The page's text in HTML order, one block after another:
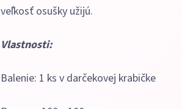
veľkosť osušky užijú.
Vlastnosti:
Balenie: 1 ks v darčekovej krabičke